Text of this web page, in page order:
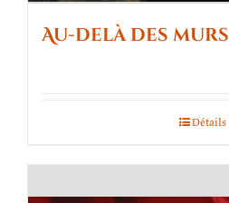
Au-delà des murs
Détails